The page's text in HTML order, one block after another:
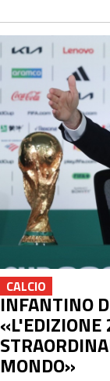
CALCIO
INFANTINO
«L'EDIZIONE
MONDO»